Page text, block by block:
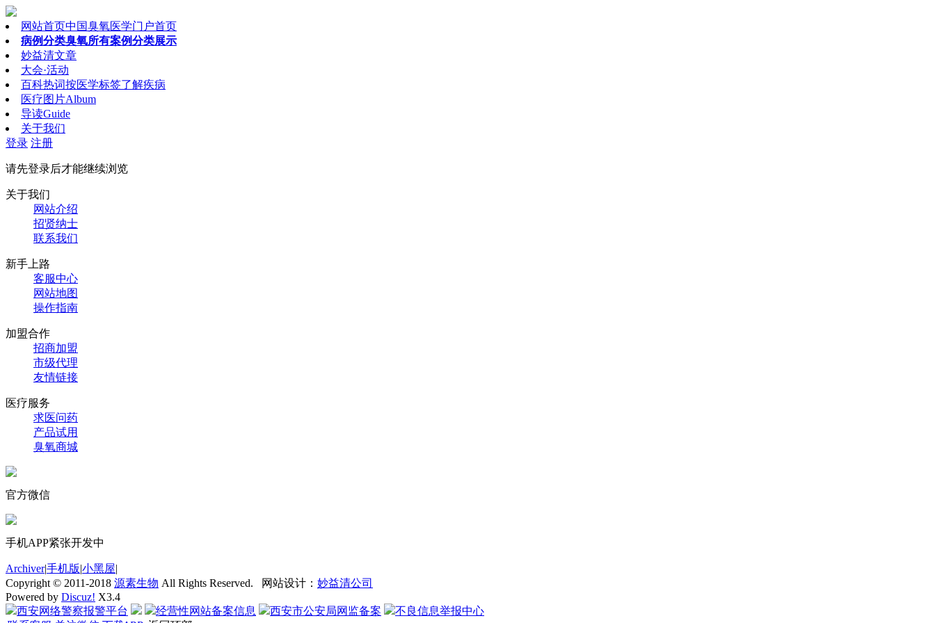
网站首页中国臭氧医学门户首页
病例分类臭氧所有案例分类展示
妙益清文章
大会·活动
百科热词按医学标签了解疾病
医疗图片Album
导读Guide
关于我们
登录 注册
请先登录后才能继续浏览
关于我们
网站介绍
招贤纳士
联系我们
新手上路
客服中心
网站地图
操作指南
加盟合作
招商加盟
市级代理
友情链接
医疗服务
求医问药
产品试用
臭氧商城
官方微信
手机APP紧张开发中
Archiver|手机版|小黑屋|
Copyright © 2011-2018 源素生物 All Rights Reserved. 网站设计： 妙益清公司
Powered by Discuz! X3.4
西安网络警察报警平台
经营性网站备案信息 西安市公安局网监备案
不良信息举报中心